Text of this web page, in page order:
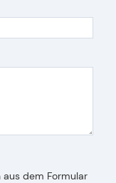
aus dem Formular